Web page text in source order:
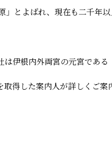
とよばれ、現在も二千年
伊根内外両宮の元宮であ
得した案内人が詳しくご案